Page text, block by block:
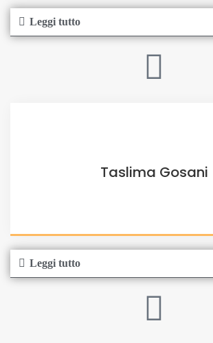
Leggi tutto
Taslima Gosani
Leggi tutto